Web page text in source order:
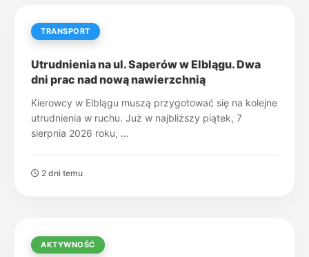
TRANSPORT
Utrudnienia na ul. Saperów w Elblągu. Dwa
dni prac nad nową nawierzchnią
Kierowcy w Elblągu muszą przygotować się na kolejne
utrudnienia w ruchu. Już w najbliższy piątek, 7
sierpnia 2026 roku, …
2 dni temu
AKTYWNOŚĆ